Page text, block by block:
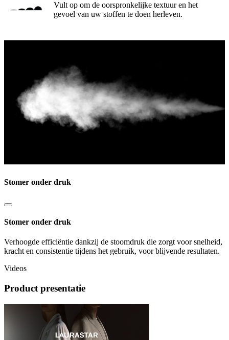
Vult op om de oorspronkelijke textuur en het
gevoel van uw stoffen te doen herleven.
Stomer onder druk
Stomer onder druk
Verhoogde efficiëntie dankzij de stoomdruk die zorgt voor snelheid,
kracht en consistentie tijdens het gebruik, voor blijvende resultaten.
Videos
Product presentatie